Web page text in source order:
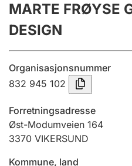
Årsrekneskap
Innsending og
Tinglysing
Jeger
Betaling og
MARTE FRØYSE
DESIGN
Organisasjonsnummer
832 945 102
Forretningsadresse
Øst-Modumveien 164
3370 VIKERSUND
Kommune, land